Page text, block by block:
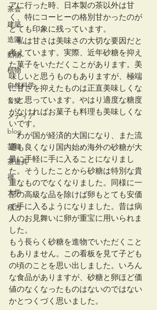
茶会
建築
造園
動物
植物
自然科学
音楽
メディア
blog
芸能
茶道具
禅
大学
稽古
アに行った時、日本製の茶以外は甘
く、特にコーヒーの格別甘かったのが
とても印象に残っています。
私は甘さは美味さの大切な要因だと
考えています。実際、近年砂糖を抑え
た菓子をいただくことがあります。美
味しいと思うものもありますが、極端
に甘さを抑えたものは正直美味しくな
いと思っています。やはり適度な糖度
がなければお菓子も料理も美味しくな
いです。
わが国が経済的大国になり、また流
通も良くなり国内始め海外の砂糖が大
量に手軽に手に入ることになりまし
た。そうしたことから砂糖は特別な貴
重なものでなくなりました。同様に一
部の高級な品を除けば卵もとても安価
で手に入るようになりました。昔は病
人のお見舞いに卵が重宝に用いられま
した。
もう長らく砂糖を進物でいただくこと
もありません。この看板を見て子ども
の頃のことを思い出しました。いろん
な食品がありますが、砂糖と卵ほど価
値のなくなったものはないのではない
かとつくづく思いました。